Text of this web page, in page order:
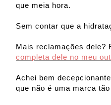
que meia hora.
Sem contar que a
Mais reclamações dele?
completa dele no meu
Achei bem
que não é uma marca